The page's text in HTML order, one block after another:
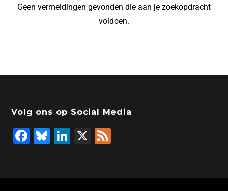
Geen vermeldingen gevonden die aan je zoekopdracht
voldoen.
Volg ons op Social Media
F
Bl
Li
X